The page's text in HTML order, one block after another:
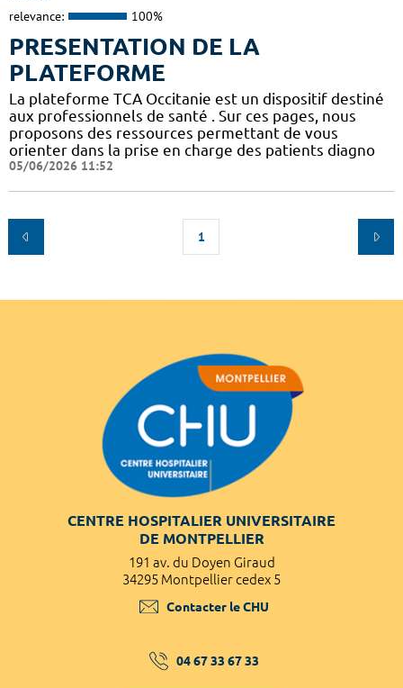
relevance: 100%
PRESENTATION DE LA
PLATEFORME
La plateforme TCA Occitanie est un dispositif destiné
aux professionnels de santé . Sur ces pages, nous
proposons des ressources permettant de vous
orienter dans la prise en charge des patients diagno
05/06/2026 11:52
1
CENTRE HOSPITALIER UNIVERSITAIRE
DE MONTPELLIER
191 av. du Doyen Giraud
34295 Montpellier cedex 5
Contacter le CHU
04 67 33 67 33